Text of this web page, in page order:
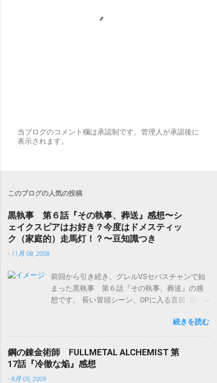
コ
稿
当ブログのコメント欄は承認制です。管理人が承認後に
表示されます。
このブログの人気の投稿
黒執事 第６話『その執事、葬送』感想〜シ
ェイクスピアはお好き？今度はドメスティッ
ク（家庭的）走馬灯！？〜豆知識つき
- 11月 08, 2008
前回から引き続き、グレルVSセバスチャンで始
まった黒執事 第６話『その執事、葬送』の感
想です。 長い冒頭シーン、OPに入る直前…田中
（原作読んでるから、分かってはいたのです
が…） この存在感(≧∇≦)！ 一声主（ひとこえぬ
し）と呼ばせていただきます。 グレルとセバス
チャンによりたっぷりと、W.シェイクスピアの
『ロミオとジュリエット』（主に第２幕第２
続きを読む
鋼の錬金術師 FULLMETAL ALCHEMIST 第
17話『冷徹な焔』感想
-8月 05, 2009